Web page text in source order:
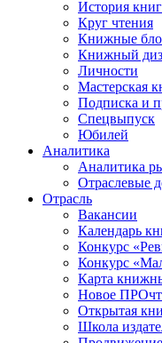
История
Круг чтения
Книжные
Книжный
Личности
Мастерская
Подписка и
Спецвыпуск
Юбилей
Аналитика
Аналитика
Отраслевые
Отрасль
Вакансии
Календарь
Конкурс
Конкурс
Карта
Новое
Открытая
Школа